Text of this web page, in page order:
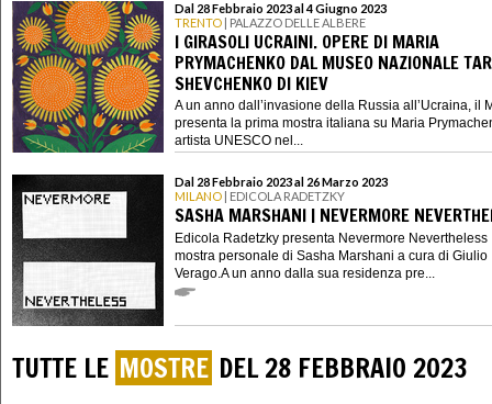
Dal 28 Febbraio 2023 al 4 Giugno 2023
TRENTO | PALAZZO DELLE ALBERE
I GIRASOLI UCRAINI. OPERE DI MARIA
PRYMACHENKO DAL MUSEO NAZIONALE
SHEVCHENKO DI KIEV
A un anno dall’invasione della Russia all’Ucraina, il
presenta la prima mostra italiana su Maria
artista UNESCO nel...
Dal 28 Febbraio 2023 al 26 Marzo 2023
MILANO | EDICOLA RADETZKY
SASHA MARSHANI | NEVERMORE
Edicola Radetzky presenta Nevermore
mostra personale di Sasha Marshani a cura di Giulio
Verago.A un anno dalla sua residenza pre...
TUTTE LE MOSTRE DEL 28 FEBBRAIO 2023